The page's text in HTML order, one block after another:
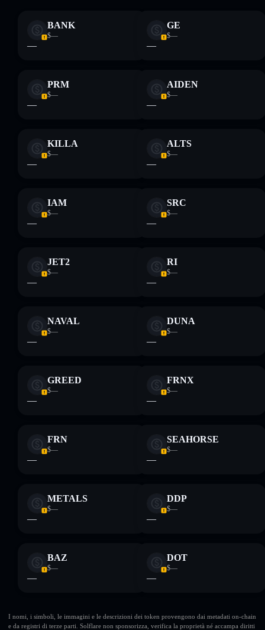
formativi e non costituiscono una consulenza finanziaria.
Informati sempre autonomamente. Dati forniti da
rugcheck.xyz.
BANK
$—
—
GE
$—
—
PRM
$—
—
AIDEN
$—
—
KILLA
$—
—
ALTS
$—
—
IAM
$—
—
SRC
$—
—
JET2
$—
—
RI
$—
—
NAVAL
$—
—
DUNA
$—
—
GREED
$—
—
FRNX
$—
—
FRN
$—
—
SEAHORSE
$—
—
METALS
$—
—
DDP
$—
—
BAZ
$—
—
DOT
$—
—
I nomi, i simboli, le immagini e le descrizioni dei token provengono dai metadati on-chain
e da registri di terze parti. Solflare non sponsorizza, verifica la proprietà né accampa diritti